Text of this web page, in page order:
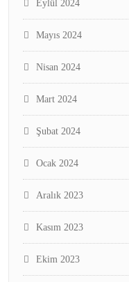
Eylül 2024
Mayıs 2024
Nisan 2024
Mart 2024
Şubat 2024
Ocak 2024
Aralık 2023
Kasım 2023
Ekim 2023